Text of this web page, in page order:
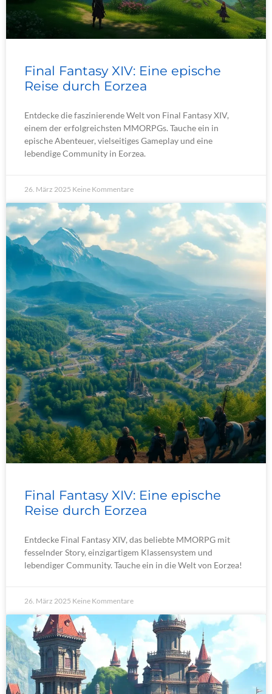
Final Fantasy XIV: Eine epische
Reise durch Eorzea
Entdecke die faszinierende Welt von Final Fantasy XIV,
einem der erfolgreichsten MMORPGs. Tauche ein in
epische Abenteuer, vielseitiges Gameplay und eine
lebendige Community in Eorzea.
26. März 2025 Keine Kommentare
Final Fantasy XIV: Eine epische
Reise durch Eorzea
Entdecke Final Fantasy XIV, das beliebte MMORPG mit
fesselnder Story, einzigartigem Klassensystem und
lebendiger Community. Tauche ein in die Welt von Eorzea!
26. März 2025 Keine Kommentare